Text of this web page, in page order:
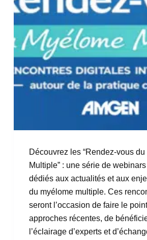
Découvrez les “Rendez-vous
Multiple” : une série de webinars
dédiés aux actualités et aux
du myélome multiple. Ces
seront l’occasion de faire le
approches récentes, de
l’éclairage d’experts et